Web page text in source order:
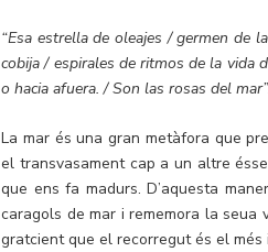
“Esa estrella de oleajes / germen de
cobija / espirales de ritmos de la vida
o hacia afuera. / Son las rosas del
La mar és una gran metàfora que
el transvasament cap a un altre
que ens fa madurs. D’aquesta
caragols de mar i rememora la seua
gratcient que el recorregut és el més